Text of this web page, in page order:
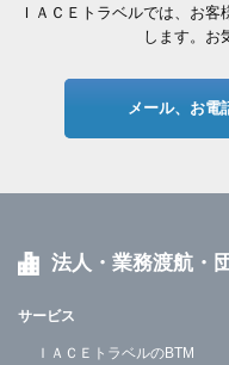
ＩＡＣＥトラベルでは、お
します。お
メール、お電
法人・業務渡航・
サービス
ＩＡＣＥトラベルのBTM